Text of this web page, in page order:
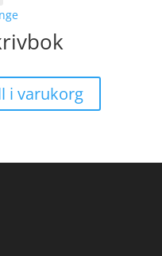
i varukorg